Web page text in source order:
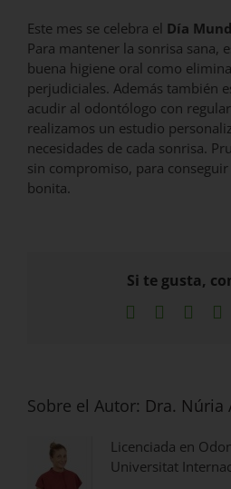
Este mes se celebra el Día
Para mantener la sonrisa sana,
buena higiene oral como
perjudiciales. Además también
acudir al odontólogo con
realizamos un estudio
necesidades de cada sonrisa.
sin compromiso, para
bonita.
Si te gusta,
Facebook
Sobre el Autor: Dra. Núria
Licenciada en
Universitat